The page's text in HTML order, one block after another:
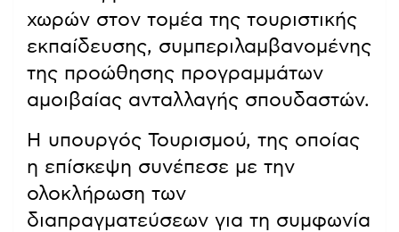
χωρών στον τομέα της τουριστικής
εκπαίδευσης, συμπεριλαμβανομένης
της προώθησης προγραμμάτων
αμοιβαίας ανταλλαγής σπουδαστών.
Η υπουργός Τουρισμού, της οποίας
η επίσκεψη συνέπεσε με την
ολοκλήρωση των
διαπραγματεύσεων για τη συμφωνία